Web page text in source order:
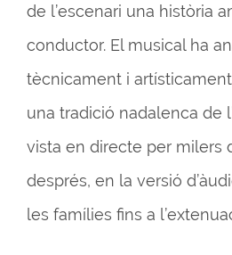
de l’escenari una història
conductor. El musical ha
tècnicament i
una tradició nadalenca de
vista en directe per milers
després, en la versió
les famílies fins a